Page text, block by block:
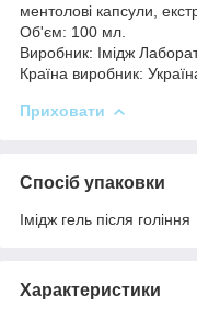
ментолові капсули,
Об'єм: 100 мл.
Виробник: Імідж
Країна виробник:
Приховати
Спосіб упаковки
Імідж гель після гоління
Характеристики